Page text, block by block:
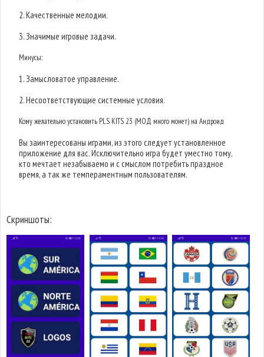
2. Качественные мелодии.
3. Значимые игровые задачи.
Минусы:
1. Замысловатое управление.
2. Несоответствующие системные условия.
Кому желательно установить PLS KITS 23 (МОД много монет) на Андроид
Вы заинтересованы играми, из этого следует установленное
приложение для вас. Исключительно игра будет уместно тому,
кто мечтает незабываемо и с смыслом потребить праздное
время, а так же темпераментным пользователям.
Скриншоты: